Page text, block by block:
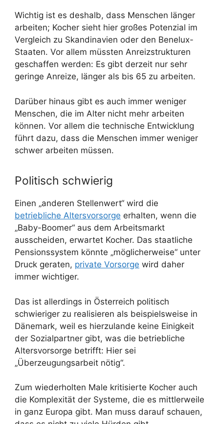
Wichtig ist es deshalb, dass Menschen länger
arbeiten; Kocher sieht hier großes Potenzial im
Vergleich zu Skandinavien oder den Benelux-
Staaten. Vor allem müssten Anreizstrukturen
geschaffen werden: Es gibt derzeit nur sehr
geringe Anreize, länger als bis 65 zu arbeiten.
Darüber hinaus gibt es auch immer weniger
Menschen, die im Alter nicht mehr arbeiten
können. Vor allem die technische Entwicklung
führt dazu, dass die Menschen immer weniger
schwer arbeiten müssen.
Politisch schwierig
Einen „anderen Stellenwert“ wird die
betriebliche Altersvorsorge erhalten, wenn die
„Baby-Boomer“ aus dem Arbeitsmarkt
ausscheiden, erwartet Kocher. Das staatliche
Pensionssystem könnte „möglicherweise“ unter
Druck geraten, private Vorsorge wird daher
immer wichtiger.
Das ist allerdings in Österreich politisch
schwieriger zu realisieren als beispielsweise in
Dänemark, weil es hierzulande keine Einigkeit
der Sozialpartner gibt, was die betriebliche
Altersvorsorge betrifft: Hier sei
„Überzeugungsarbeit nötig“.
Zum wiederholten Male kritisierte Kocher auch
die Komplexität der Systeme, die es mittlerweile
in ganz Europa gibt. Man muss darauf schauen,